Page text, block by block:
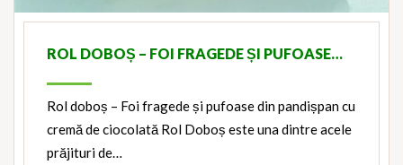
ROL DOBOȘ – FOI FRAGEDE ȘI PUFOASE…
Rol doboș – Foi fragede și pufoase din pandișpan cu
cremă de ciocolată Rol Doboș este una dintre acele
prăjituri de…